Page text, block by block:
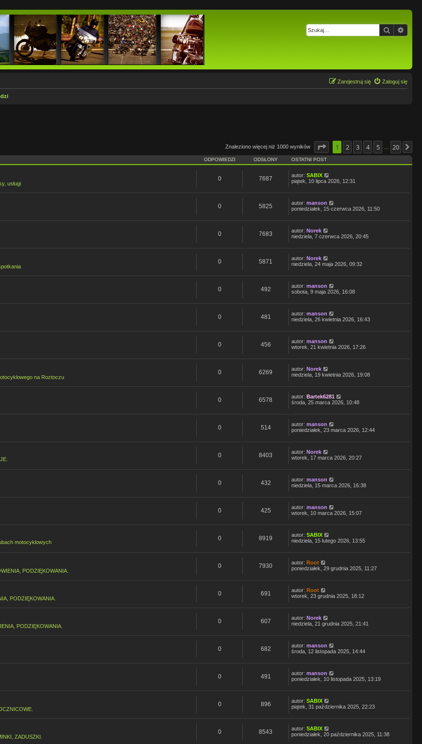
Szukaj
Zaloguj się
Zarejestruj się
Znaleziono więcej niż 1000 wyników Strona1 20
1 2 3 4 5 20
ODPOWIEDZI ODSŁONY OSTATNI POST
usługi
0 7687 autor: SABIX
piątek, 10 lipca 2026, 12:31
0 5825 autor: manson
poniedziałek, 15 czerwca 2026, 11:50
0 7683 autor: Norek
niedziela, 7 czerwca 2026, 20:45
0 5871 autor: Norek
niedziela, 24 maja 2026, 09:32
0 492 autor: manson
sobota, 9 maja 2026, 16:08
0 481 autor: manson
niedziela, 26 kwietnia 2026, 16:43
0 456 autor: manson
wtorek, 21 kwietnia 2026, 17:26
na Roztoczu
0 6269 autor: Norek
niedziela, 19 kwietnia 2026, 19:08
0 6578 autor: Bartek6281
środa, 25 marca 2026, 10:48
0 514 autor: manson
poniedziałek, 23 marca 2026, 12:44
0 8403 autor: Norek
wtorek, 17 marca 2026, 20:27
0 432 autor: manson
niedziela, 15 marca 2026, 16:38
0 425 autor: manson
wtorek, 10 marca 2026, 15:07
motocyklowych
0 8919 autor: SABIX
niedziela, 15 lutego 2026, 13:55
PODZIĘKOWANIA.
0 7930 autor: Root
poniedziałek, 29 grudnia 2025, 11:27
PODZIĘKOWANIA.
0 691 autor: Root
wtorek, 23 grudnia 2025, 18:12
PODZIĘKOWANIA.
0 607 autor: Norek
niedziela, 21 grudnia 2025, 21:41
0 682 autor: manson
środa, 12 listopada 2025, 14:44
0 491 autor: manson
poniedziałek, 10 listopada 2025, 13:19
0 896 autor: SABIX
piątek, 31 października 2025, 22:23
ZADUSZKI.
0 8543 autor: SABIX
poniedziałek, 20 października 2025, 11:38